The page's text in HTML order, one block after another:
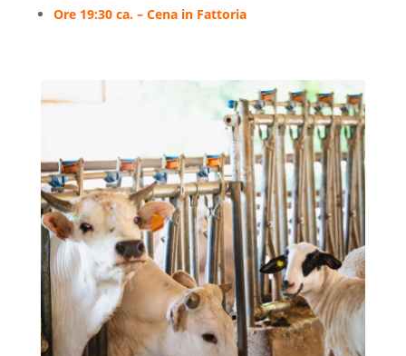
Ore 19:30 ca. – Cena in Fattoria